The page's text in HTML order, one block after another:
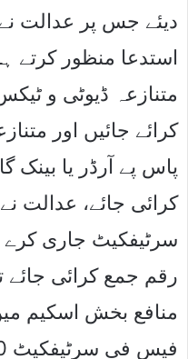
دیئے جس پر عدالت
استدعا منظور کرتے
متنازعہ ڈیوٹی و
کرائے جائیں اور
پاس پے آرڈر یا بینک
کرائی جائے، عدالت
سرٹیفکیٹ جاری کرے
رقم جمع کرائی جائے
منافع بخش اسکیم